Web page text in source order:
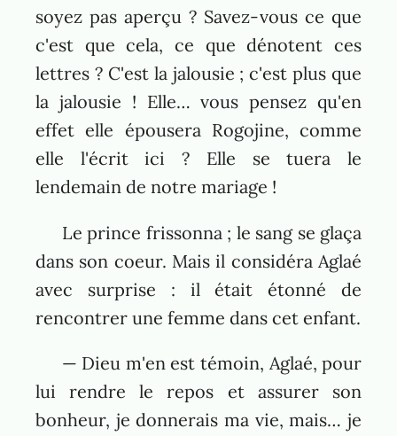
soyez pas aperçu ? Savez-vous ce que
c'est que cela, ce que dénotent ces
lettres ? C'est la jalousie ; c'est plus que
la jalousie ! Elle… vous pensez qu'en
effet elle épousera Rogojine, comme
elle l'écrit ici ? Elle se tuera le
lendemain de notre mariage !
Le prince frissonna ; le sang se glaça
dans son coeur. Mais il considéra Aglaé
avec surprise : il était étonné de
rencontrer une femme dans cet enfant.
— Dieu m'en est témoin, Aglaé, pour
lui rendre le repos et assurer son
bonheur, je donnerais ma vie, mais… je